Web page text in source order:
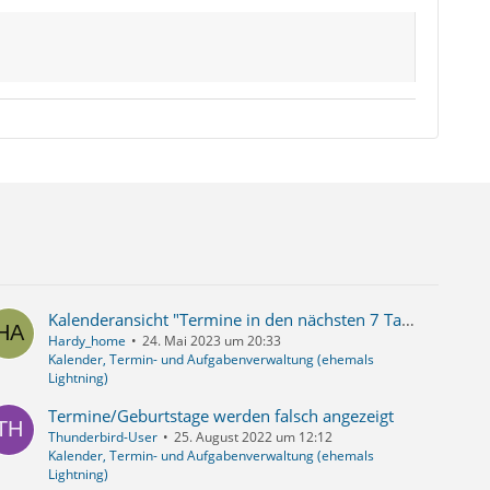
Kalenderansicht "Termine in den nächsten 7 Tagen" zeigt einen doppelten Eintrag (Geburtstags-Addon)
Hardy_home
24. Mai 2023 um 20:33
Kalender, Termin- und Aufgabenverwaltung (ehemals
Lightning)
Termine/Geburtstage werden falsch angezeigt
Thunderbird-User
25. August 2022 um 12:12
Kalender, Termin- und Aufgabenverwaltung (ehemals
Lightning)